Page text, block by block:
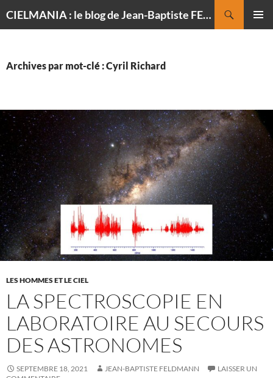
CIELMANIA : le blog de Jean-Baptiste FELDMANN, photographe du ciel
Archives par mot-clé : Cyril Richard
LES HOMMES ET LE CIEL
LA SPECTROSCOPIE EN
LABORATOIRE AU SECOURS
DES ASTRONOMES
SEPTEMBRE 18, 2021 JEAN-BAPTISTE FELDMANN
LAISSER UN